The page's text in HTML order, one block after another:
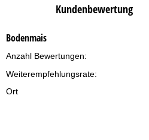
Kundenbewertung
Bodenmais
Anzahl Bewertungen:
Weiterempfehlungsrate:
Ort